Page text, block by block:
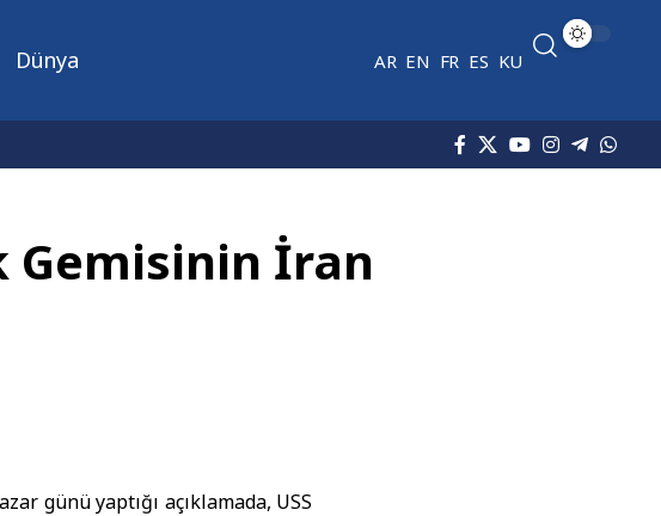
Dünya AR EN FR ES KU
Gemisinin İran
günü yaptığı açıklamada, USS